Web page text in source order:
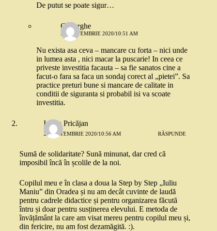
De putut se poate sigur…
Gheorghe
22 SEPTEMBRIE 2020/10:51 AM
Nu exista asa ceva – mancare cu forta – nici unde
in lumea asta , nici macar la puscarie! In ceea ce
priveste investitia facauta – sa fie sanatos cine a
facut-o fara sa faca un sondaj corect al „pietei”. Sa
practice preturi bune si mancare de calitate in
conditii de siguranta si probabil isi va scoate
investitia.
Linda Pricăjan
22 SEPTEMBRIE 2020/10:56 AM RĂSPUNDE
Sumă de solidaritate? Sună minunat, dar cred că
imposibil încă în școlile de la noi.
Copilul meu e în clasa a doua la Step by Step „Iuliu
Maniu” din Oradea și nu am decât cuvinte de laudă
pentru cadrele didactice și pentru organizarea făcută
întru și doar pentru susținerea elevului. E metoda de
învățământ la care am visat mereu pentru copilul meu și,
din fericire, nu am fost dezamăgită. :).